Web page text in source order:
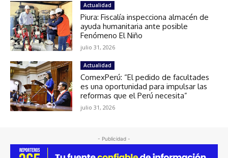
Actualidad
Piura: Fiscalía inspecciona almacén de
ayuda humanitaria ante posible
Fenómeno El Niño
julio 31, 2026
Actualidad
ComexPerú: “El pedido de facultades
es una oportunidad para impulsar las
reformas que el Perú necesita”
julio 31, 2026
- Publicidad -